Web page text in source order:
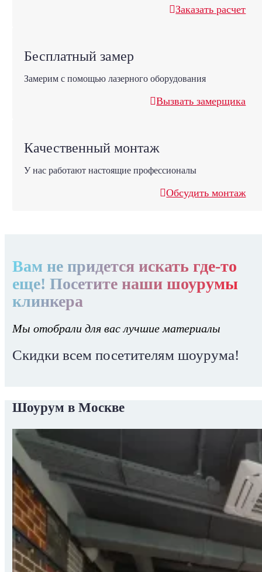
Заказать расчет
Бесплатный замер
Замерим с помощью лазерного оборудования
Вызвать замерщика
Качественный монтаж
У нас работают настоящие профессионалы
Обсудить монтаж
Вам не придется искать где-то
еще! Посетите наши шоурумы
клинкера
Мы отобрали для вас лучшие материалы
Скидки всем посетителям шоурума!
Шоурум в Москве